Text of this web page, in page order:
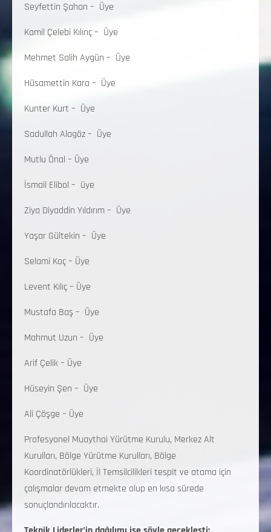
Seyfettin Şahan – Üye
Kamil Çelebi Kılınç – Üye
Mehmet Salih Aygün – Üye
Hüsamettin Kara – Üye
Kunter Kurt – Üye
Sadullah Alagöz – Üye
Mutlu Önal – Üye
İsmail Elibol – üye
Ziya Diyaddin Yıldırım – Üye
Yaşar Gültekin – Üye
Selami Koç – Üye
Levent Kılıç – Üye
Mustafa Baş – Üye
Mahmut Uzun – Üye
Arif Çelik – Üye
Hüseyin Şen – Üye
Ali Çöşge – Üye
Profesyonel Muaythai Yürütme Kurulu, Merkez Alt
Kurulları, Bölge Yürütme Kurulları, Bölge
Koordinatörlükleri, İl Temsilcilikleri tespit ve atama için
çalışmalar devam etmekte olup en kısa sürede
sonuçlandırılacaktır.